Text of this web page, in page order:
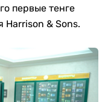
первые тенге
Harrison & Sons.